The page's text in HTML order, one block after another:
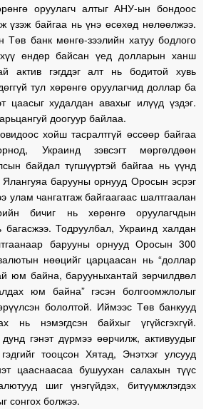
оруулагч алтыг АНУ-ын бондоос
үзэж байгаа нь үнэ өсөхөд нөлөөлжээ.
банк мөнгө-зээлийн хатуу бодлого
өндөр байсан үед долларын ханш
актив гэгддэг алт нь бодитой хувь
тул хөрөнгө оруулагчид доллар ба
цаасыг худалдан авахыг илүүд үздэг.
доогуур байлаа.
хойш тасралтгүй өссөөр байгаа
Украинд зэвсэгт мөргөлдөөн
байдал түгшүүртэй байгаа нь үүнд
Ялангуяа барууны орнууд Оросын эсрэг
улам чангатгаж байгаагаас шалтгаалан
бичиг нь хөрөнгө оруулагчдын
багасжээ. Тодруулбал, Украинд халдан
барууны орнууд Оросын 300
нөөцийг царцаасан нь “доллар
юм байна, барууныхантай зөрчилдвөл
юм байна” гэсэн болгоомжлолыг
бололтой. Иймээс Төв банкууд
нь нэмэгдсэн байхыг үгүйсгэхгүй.
гэнэт дүрмээ өөрчилж, активуудыг
тооцсон Хятад, Энэтхэг улсууд
цааснаасаа бушуухан салахын түүс
шиг үнэгүйдэх, битүүмжлэгдэх
сонгох болжээ.